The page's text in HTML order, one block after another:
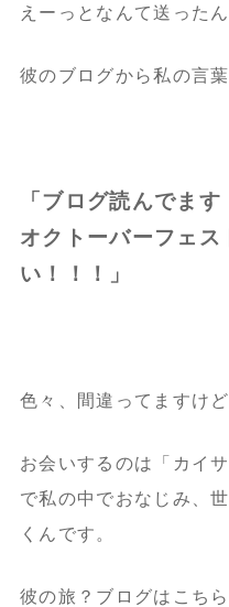
えーっとなんて送った
彼のブログから私の言
「ブログ読んでま
オクトーバーフェス
い！！！」
色々、間違ってますけ
お会いするのは「カイ
で私の中でおなじみ、
くんです。
彼の旅？ブログはこち